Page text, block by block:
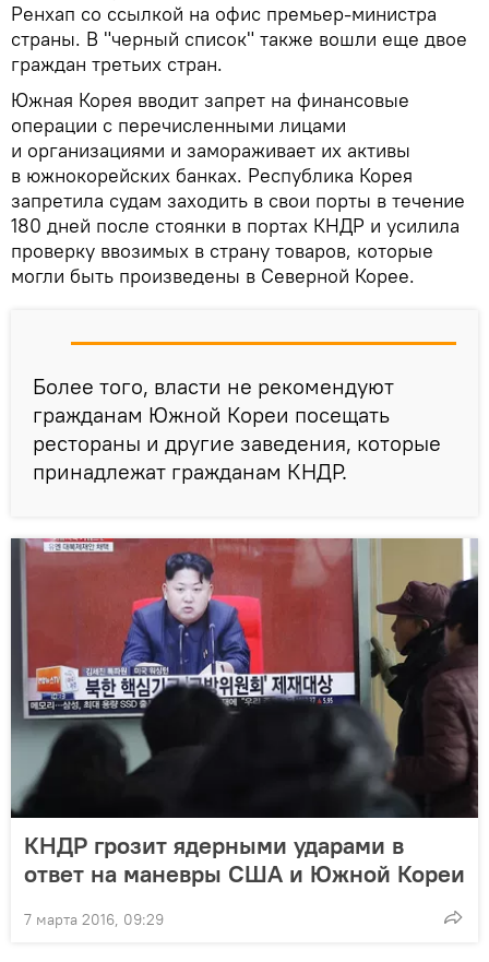
Ренхап со ссылкой на офис премьер-министра
страны. В "черный список" также вошли еще двое
граждан третьих стран.
Южная Корея вводит запрет на финансовые
операции с перечисленными лицами
и организациями и замораживает их активы
в южнокорейских банках. Республика Корея
запретила судам заходить в свои порты в течение
180 дней после стоянки в портах КНДР и усилила
проверку ввозимых в страну товаров, которые
могли быть произведены в Северной Корее.
Более того, власти не рекомендуют
гражданам Южной Кореи посещать
рестораны и другие заведения, которые
принадлежат гражданам КНДР.
КНДР грозит ядерными ударами в
ответ на маневры США и Южной Кореи
7 марта 2016, 09:29